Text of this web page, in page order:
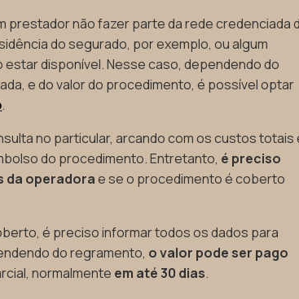
prestador não fazer parte da rede credenciada
do segurado, por exemplo, ou algum
disponível. Nesse caso, dependendo do
e do valor do procedimento, é possível optar
.
no particular, arcando com os custos totais
do procedimento. Entretanto, é preciso
da operadorae se o procedimento é coberto
é preciso informar todos os dados para
do regramento, o valor pode ser pago
normalmente em até 30 dias.